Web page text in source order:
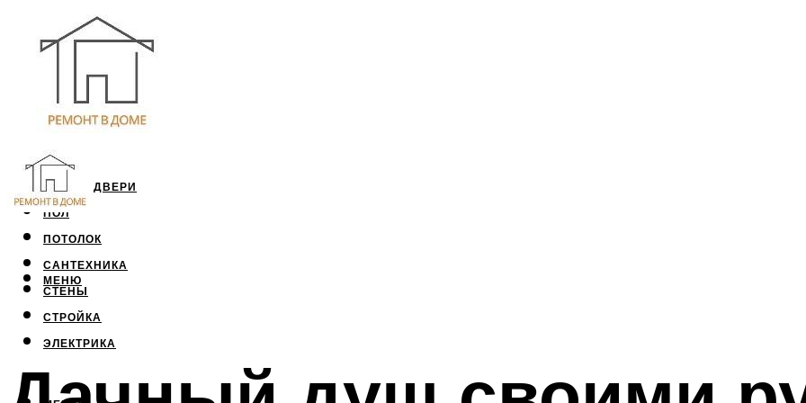
ОКНА И ДВЕРИ
ПОЛ
ПОТОЛОК
САНТЕХНИКА
СТЕНЫ
СТРОЙКА
ЭЛЕКТРИКА
МЕНЮ